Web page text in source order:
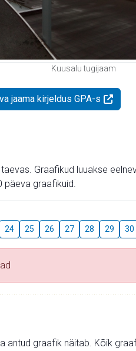
Kuusalu tugijaam
jaama kirjeldus GPA-s
Graafikud luuakse
graafikuid.
24 25 26 27 28 29 30
antud graafik näitab. Kõik